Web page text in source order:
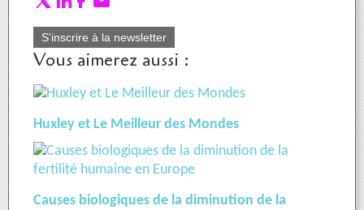
S'inscrire à la newsletter
Vous aimerez aussi :
Huxley et Le Meilleur des Mondes
Causes biologiques de la diminution de la